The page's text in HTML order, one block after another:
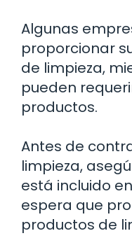
Algunas
proporcionar
de limpieza,
pueden
productos.
Antes de
limpieza,
está incluido
espera que
productos de